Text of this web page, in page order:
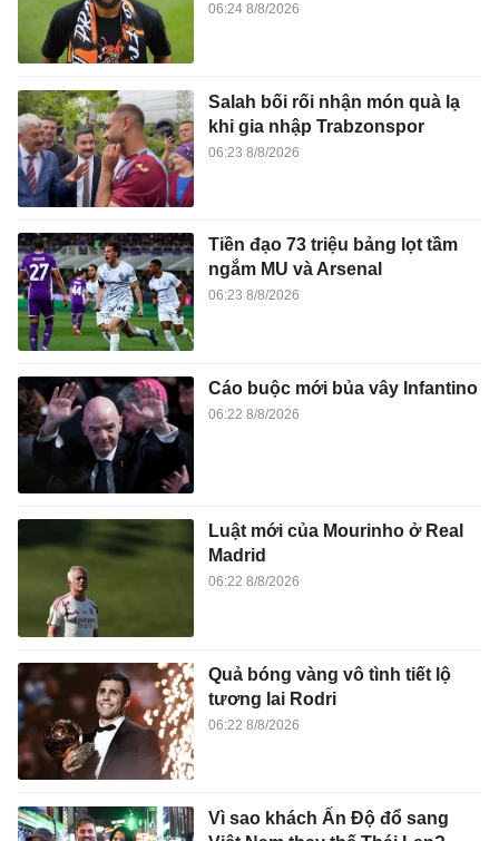
06:24 8/8/2026
Salah bối rối nhận món quà lạ
khi gia nhập Trabzonspor
06:23 8/8/2026
Tiền đạo 73 triệu bảng lọt tầm
ngắm MU và Arsenal
06:23 8/8/2026
Cáo buộc mới bủa vây Infantino
06:22 8/8/2026
Luật mới của Mourinho ở Real
Madrid
06:22 8/8/2026
Quả bóng vàng vô tình tiết lộ
tương lai Rodri
06:22 8/8/2026
Vì sao khách Ấn Độ đổ sang